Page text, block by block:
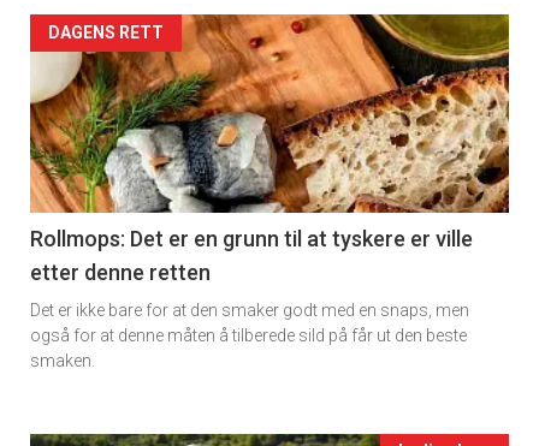
Artikler
detail
-
section
11
Ukens
vin
DAGENS RETT
Rollmops: Det er en grunn til at tyskere er ville
etter denne retten
Det er ikke bare for at den smaker godt med en snaps, men
også for at denne måten å tilberede sild på får ut den beste
smaken.